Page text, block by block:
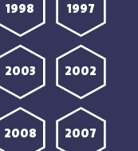
1997
1998
2002
2003
2007
2008